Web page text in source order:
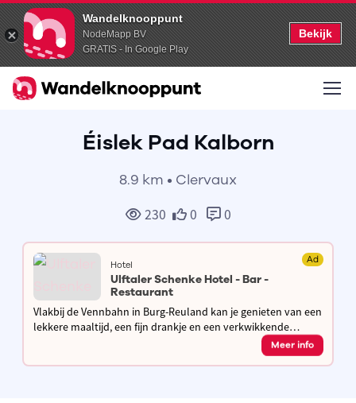
Wandelknooppunt
NodeMapp BV
GRATIS - In Google Play
Bekijk
Éislek Pad Kalborn
8.9 km • Clervaux
230 0 0
Hotel Ad
Ulftaler Schenke Hotel - Bar -
Restaurant
Vlakbij de Vennbahn in Burg-Reuland kan je genieten van een
lekkere maaltijd, een fijn drankje en een verkwikkende
overnachting met ontbijt. Gezellige no-nonsens op je tocht
Meer info